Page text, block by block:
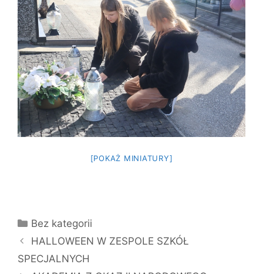
[POKAŻ MINIATURY]
Kategorie
Bez kategorii
HALLOWEEN W ZESPOLE SZKÓŁ
SPECJALNYCH